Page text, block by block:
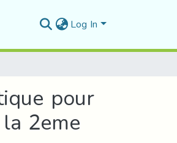
Log In
pour
2eme